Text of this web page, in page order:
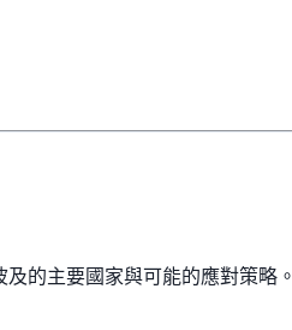
的主要國家與可能的應對策略。